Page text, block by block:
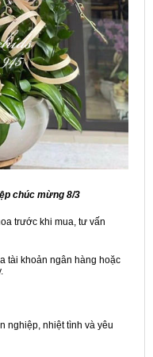
chúc mừng 8/3
trước khi mua, tư vấn
tài khoản ngân hàng hoặc
nghiệp, nhiệt tình và yêu